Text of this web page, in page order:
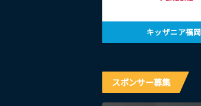
キッザニア福岡
スポンサー募集